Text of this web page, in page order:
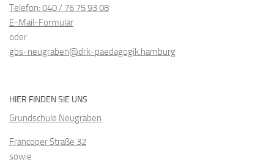
Telefon: 040 / 76 75 93 08
E-Mail-Formular
oder
gbs-neugraben@drk-paedagogik.hamburg
HIER FINDEN SIE UNS
Grundschule Neugraben
Francoper Straße 32
sowie